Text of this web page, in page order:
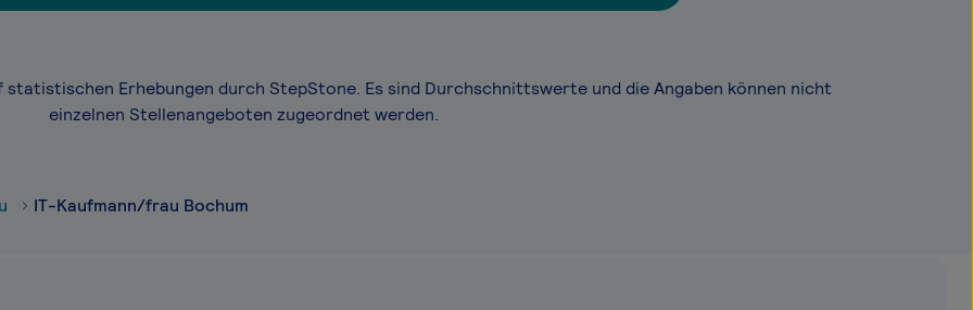
Erhebungen durch StepStone. Es sind Durchschnittswerte und die Angaben können nicht
einzelnen Stellenangeboten zugeordnet werden.
IT-Kaufmann/frau Bochum